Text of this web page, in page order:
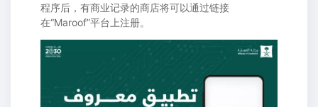
程序后，有商业记录的商店将可以通过链接
在“Maroof”平台上注册。